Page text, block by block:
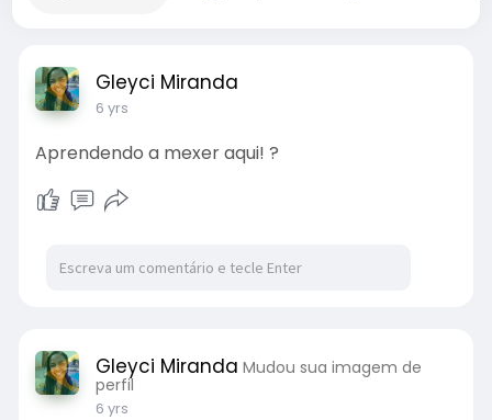
Gleyci Miranda
6 yrs
Aprendendo a mexer aqui! ?
Gleyci Miranda Mudou sua imagem de
perfil
6 yrs